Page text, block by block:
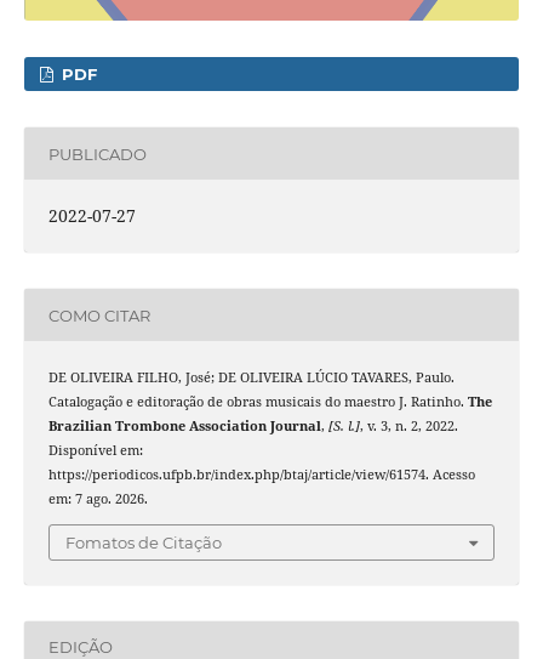
PDF
PUBLICADO
2022-07-27
COMO CITAR
DE OLIVEIRA FILHO, José; DE OLIVEIRA LÚCIO TAVARES, Paulo.
Catalogação e editoração de obras musicais do maestro J. Ratinho. The
Brazilian Trombone Association Journal, [S. l.], v. 3, n. 2, 2022.
Disponível em:
https://periodicos.ufpb.br/index.php/btaj/article/view/61574. Acesso
em: 7 ago. 2026.
Fomatos de Citação
EDIÇÃO